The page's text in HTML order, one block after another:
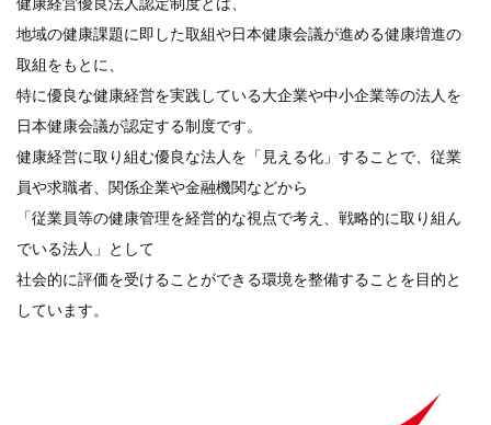
地域の健康課題に即した取組や日本健康会議が進める健康増進の
取組をもとに、
特に優良な健康経営を実践している大企業や中小企業等の法人を
日本健康会議が認定する制度です。
健康経営に取り組む優良な法人を「見える化」することで、従業
員や求職者、関係企業や金融機関などから
「従業員等の健康管理を経営的な視点で考え、戦略的に取り組ん
でいる法人」として
社会的に評価を受けることができる環境を整備することを目的と
しています。